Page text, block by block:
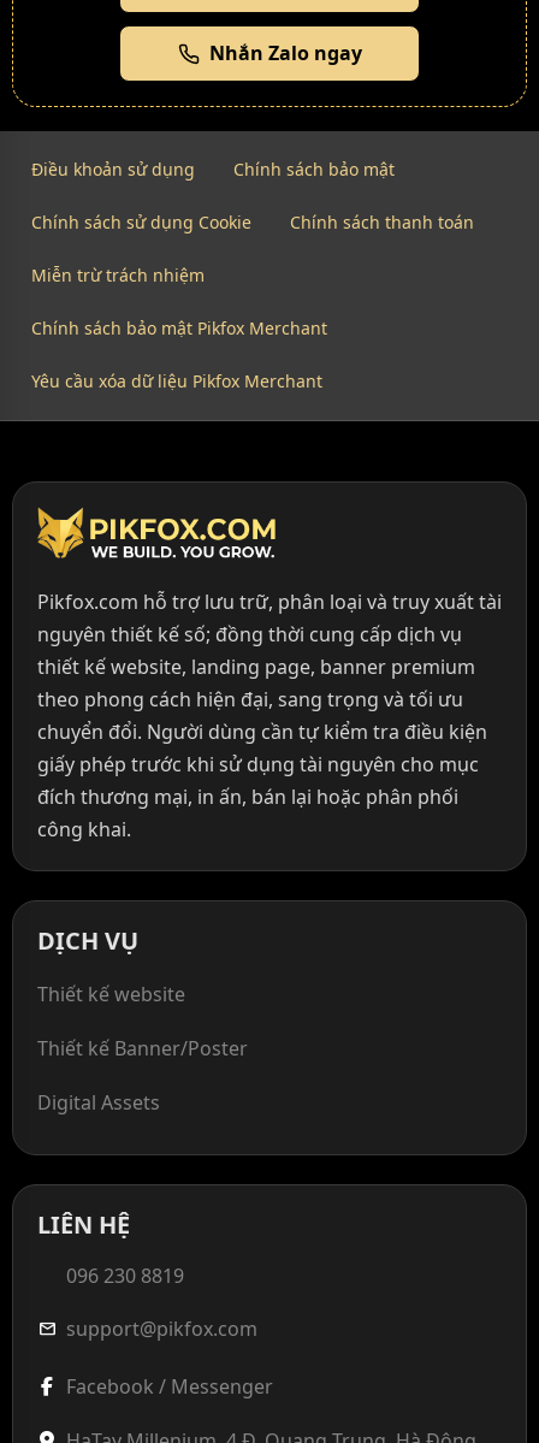
Nhắn Zalo ngay
Điều khoản sử dụng Chính sách bảo mật
Chính sách sử dụng Cookie Chính sách thanh toán
Miễn trừ trách nhiệm
Chính sách bảo mật Pikfox Merchant
Yêu cầu xóa dữ liệu Pikfox Merchant
Pikfox.com hỗ trợ lưu trữ, phân loại và truy xuất tài
nguyên thiết kế số; đồng thời cung cấp dịch vụ
thiết kế website, landing page, banner premium
theo phong cách hiện đại, sang trọng và tối ưu
chuyển đổi. Người dùng cần tự kiểm tra điều kiện
giấy phép trước khi sử dụng tài nguyên cho mục
đích thương mại, in ấn, bán lại hoặc phân phối
công khai.
DỊCH VỤ
Thiết kế website
Thiết kế Banner/Poster
Digital Assets
LIÊN HỆ
096 230 8819
mail support@pikfox.com
Facebook / Messenger